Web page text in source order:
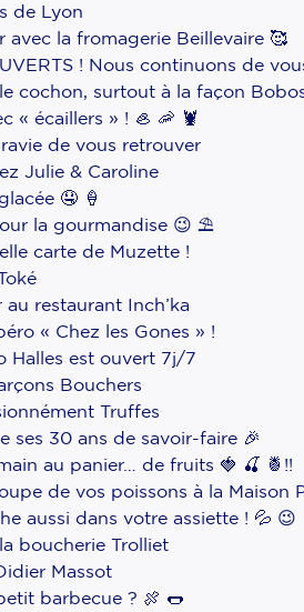
de Lyon
avec la fromagerie Beillevaire 🥰
! Nous continuons de
cochon, surtout à la façon
« écaillers » ! 🦪 🦐 🦞
de vous retrouver
Julie & Caroline
🤤 🍦 ⠀
la gourmandise 😉 ⛱️
carte de Muzette !
restaurant Inch’ka
« Chez les Gones » !
Halles est ouvert 7j/7
Bouchers
Truffes
ses 30 ans de savoir-faire 🎉 ⠀
au panier… de fruits 🍓 🍒 🍍!!
de vos poissons à la Maison
aussi dans votre assiette ! 💦 😉
boucherie Trolliet
Massot
barbecue ? 🍖 🌭